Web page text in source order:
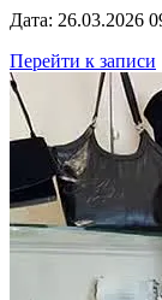
Дата: 26.03.2026
Перейти к записи